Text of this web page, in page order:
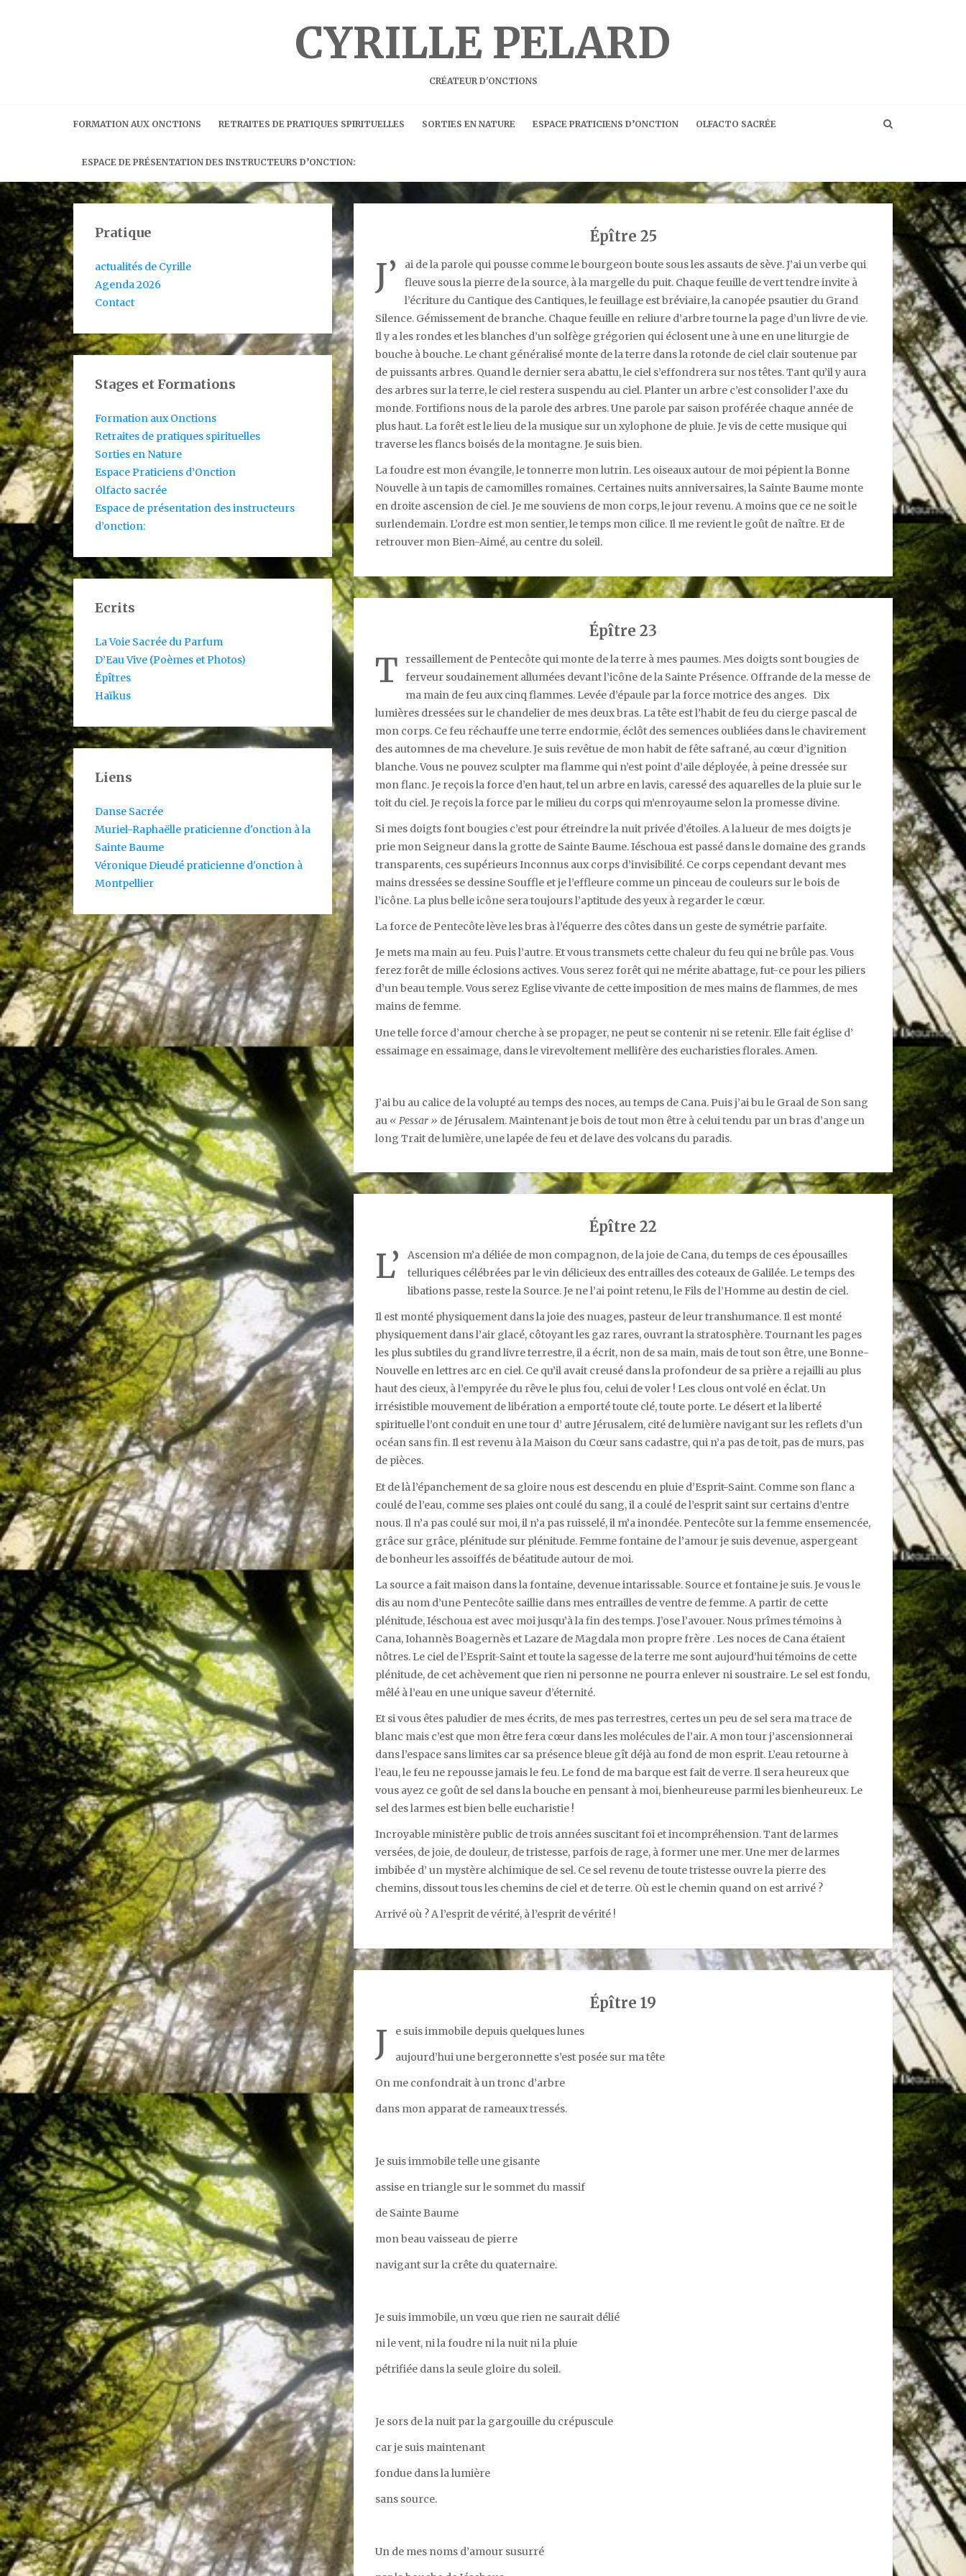
CYRILLE PELARD
CRÉATEUR D'ONCTIONS
FORMATION AUX ONCTIONS RETRAITES DE PRATIQUES SPIRITUELLES SORTIES EN NATURE ESPACE PRATICIENS D’ONCTION OLFACTO SACRÉE
ESPACE DE PRÉSENTATION DES INSTRUCTEURS D’ONCTION:
Épître 25
J’
ai de la parole qui pousse comme le bourgeon boute sous les assauts de sève. J’ai un verbe qui
fleuve sous la pierre de la source, à la margelle du puit. Chaque feuille de vert tendre invite à
l’écriture du Cantique des Cantiques, le feuillage est bréviaire, la canopée psautier du Grand
Silence. Gémissement de branche. Chaque feuille en reliure d’arbre tourne la page d’un livre de vie.
Il y a les rondes et les blanches d’un solfège grégorien qui éclosent une à une en une liturgie de
bouche à bouche. Le chant généralisé monte de la terre dans la rotonde de ciel clair soutenue par
de puissants arbres. Quand le dernier sera abattu, le ciel s’effondrera sur nos têtes. Tant qu’il y aura
des arbres sur la terre, le ciel restera suspendu au ciel. Planter un arbre c’est consolider l’axe du
monde. Fortifions nous de la parole des arbres. Une parole par saison proférée chaque année de
plus haut. La forêt est le lieu de la musique sur un xylophone de pluie. Je vis de cette musique qui
traverse les flancs boisés de la montagne. Je suis bien.
La foudre est mon évangile, le tonnerre mon lutrin. Les oiseaux autour de moi pépient la Bonne
Nouvelle à un tapis de camomilles romaines. Certaines nuits anniversaires, la Sainte Baume monte
en droite ascension de ciel. Je me souviens de mon corps, le jour revenu. A moins que ce ne soit le
surlendemain. L’ordre est mon sentier, le temps mon cilice. Il me revient le goût de naître. Et de
retrouver mon Bien-Aimé, au centre du soleil.
Épître 23
T
ressaillement de Pentecôte qui monte de la terre à mes paumes. Mes doigts sont bougies de
ferveur soudainement allumées devant l’icône de la Sainte Présence. Offrande de la messe de
ma main de feu aux cinq flammes. Levée d’épaule par la force motrice des anges. Dix
lumières dressées sur le chandelier de mes deux bras. La tête est l’habit de feu du cierge pascal de
mon corps. Ce feu réchauffe une terre endormie, éclôt des semences oubliées dans le chavirement
des automnes de ma chevelure. Je suis revêtue de mon habit de fête safrané, au cœur d’ignition
blanche. Vous ne pouvez sculpter ma flamme qui n’est point d’aile déployée, à peine dressée sur
mon flanc. Je reçois la force d’en haut, tel un arbre en lavis, caressé des aquarelles de la pluie sur le
toit du ciel. Je reçois la force par le milieu du corps qui m’enroyaume selon la promesse divine.
Si mes doigts font bougies c’est pour étreindre la nuit privée d’étoiles. A la lueur de mes doigts je
prie mon Seigneur dans la grotte de Sainte Baume. Iéschoua est passé dans le domaine des grands
transparents, ces supérieurs Inconnus aux corps d’invisibilité. Ce corps cependant devant mes
mains dressées se dessine Souffle et je l’effleure comme un pinceau de couleurs sur le bois de
l’icône. La plus belle icône sera toujours l’aptitude des yeux à regarder le cœur.
La force de Pentecôte lève les bras à l’équerre des côtes dans un geste de symétrie parfaite.
Je mets ma main au feu. Puis l’autre. Et vous transmets cette chaleur du feu qui ne brûle pas. Vous
ferez forêt de mille éclosions actives. Vous serez forêt qui ne mérite abattage, fut-ce pour les piliers
d’un beau temple. Vous serez Eglise vivante de cette imposition de mes mains de flammes, de mes
mains de femme.
Une telle force d’amour cherche à se propager, ne peut se contenir ni se retenir. Elle fait église d’
essaimage en essaimage, dans le virevoltement mellifère des eucharisties florales. Amen.
J’ai bu au calice de la volupté au temps des noces, au temps de Cana. Puis j’ai bu le Graal de Son sang
au « Pessar » de Jérusalem. Maintenant je bois de tout mon être à celui tendu par un bras d’ange un
long Trait de lumière, une lapée de feu et de lave des volcans du paradis.
Épître 22
L’
Ascension m’a déliée de mon compagnon, de la joie de Cana, du temps de ces épousailles
telluriques célébrées par le vin délicieux des entrailles des coteaux de Galilée. Le temps des
libations passe, reste la Source. Je ne l’ai point retenu, le Fils de l’Homme au destin de ciel.
Il est monté physiquement dans la joie des nuages, pasteur de leur transhumance. Il est monté
physiquement dans l’air glacé, côtoyant les gaz rares, ouvrant la stratosphère. Tournant les pages
les plus subtiles du grand livre terrestre, il a écrit, non de sa main, mais de tout son être, une Bonne-
Nouvelle en lettres arc en ciel. Ce qu’il avait creusé dans la profondeur de sa prière a rejailli au plus
haut des cieux, à l’empyrée du rêve le plus fou, celui de voler ! Les clous ont volé en éclat. Un
irrésistible mouvement de libération a emporté toute clé, toute porte. Le désert et la liberté
spirituelle l’ont conduit en une tour d’ autre Jérusalem, cité de lumière navigant sur les reflets d’un
océan sans fin. Il est revenu à la Maison du Cœur sans cadastre, qui n’a pas de toit, pas de murs, pas
de pièces.
Et de là l’épanchement de sa gloire nous est descendu en pluie d’Esprit-Saint. Comme son flanc a
coulé de l’eau, comme ses plaies ont coulé du sang, il a coulé de l’esprit saint sur certains d’entre
nous. Il n’a pas coulé sur moi, il n’a pas ruisselé, il m’a inondée. Pentecôte sur la femme ensemencée,
grâce sur grâce, plénitude sur plénitude. Femme fontaine de l’amour je suis devenue, aspergeant
de bonheur les assoiffés de béatitude autour de moi.
La source a fait maison dans la fontaine, devenue intarissable. Source et fontaine je suis. Je vous le
dis au nom d’une Pentecôte saillie dans mes entrailles de ventre de femme. A partir de cette
plénitude, Iéschoua est avec moi jusqu’à la fin des temps. J’ose l’avouer. Nous prîmes témoins à
Cana, Iohannès Boagernès et Lazare de Magdala mon propre frère . Les noces de Cana étaient
nôtres. Le ciel de l’Esprit-Saint et toute la sagesse de la terre me sont aujourd’hui témoins de cette
plénitude, de cet achèvement que rien ni personne ne pourra enlever ni soustraire. Le sel est fondu,
mêlé à l’eau en une unique saveur d’éternité.
Et si vous êtes paludier de mes écrits, de mes pas terrestres, certes un peu de sel sera ma trace de
blanc mais c’est que mon être fera cœur dans les molécules de l’air. A mon tour j’ascensionnerai
dans l’espace sans limites car sa présence bleue gît déjà au fond de mon esprit. L’eau retourne à
l’eau, le feu ne repousse jamais le feu. Le fond de ma barque est fait de verre. Il sera heureux que
vous ayez ce goût de sel dans la bouche en pensant à moi, bienheureuse parmi les bienheureux. Le
sel des larmes est bien belle eucharistie !
Incroyable ministère public de trois années suscitant foi et incompréhension. Tant de larmes
versées, de joie, de douleur, de tristesse, parfois de rage, à former une mer. Une mer de larmes
imbibée d’ un mystère alchimique de sel. Ce sel revenu de toute tristesse ouvre la pierre des
chemins, dissout tous les chemins de ciel et de terre. Où est le chemin quand on est arrivé ?
Arrivé où ? A l’esprit de vérité, à l’esprit de vérité !
Épître 19
J e suis immobile depuis quelques lunes
aujourd’hui une bergeronnette s’est posée sur ma tête
On me confondrait à un tronc d’arbre
dans mon apparat de rameaux tressés.
Je suis immobile telle une gisante
assise en triangle sur le sommet du massif
de Sainte Baume
mon beau vaisseau de pierre
navigant sur la crête du quaternaire.
Je suis immobile, un vœu que rien ne saurait délié
ni le vent, ni la foudre ni la nuit ni la pluie
pétrifiée dans la seule gloire du soleil.
Je sors de la nuit par la gargouille du crépuscule
car je suis maintenant
fondue dans la lumière
sans source.
Un de mes noms d’amour susurré
Pratique
actualités de Cyrille
Agenda 2026
Contact
Stages et Formations
Formation aux Onctions
Retraites de pratiques spirituelles
Sorties en Nature
Espace Praticiens d’Onction
Olfacto sacrée
Espace de présentation des instructeurs
d’onction:
Ecrits
La Voie Sacrée du Parfum
D’Eau Vive (Poèmes et Photos)
Épîtres
Haïkus
Liens
Danse Sacrée
Muriel-Raphaëlle praticienne d'onction à la
Sainte Baume
Véronique Dieudé praticienne d'onction à
Montpellier